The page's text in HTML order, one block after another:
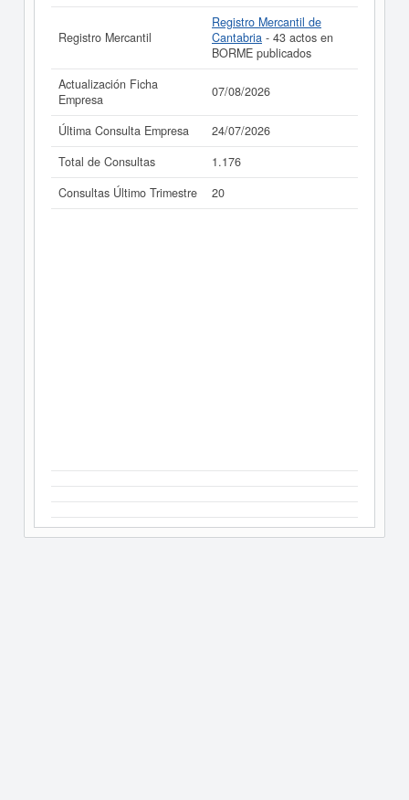
Registro Mercantil
Registro Mercantil de
Cantabria - 43 actos en
BORME publicados
Actualización Ficha
Empresa
07/08/2026
Última Consulta Empresa
24/07/2026
Total de Consultas
1.176
Consultas Último Trimestre
20